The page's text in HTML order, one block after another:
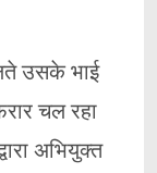
उसके भाई
चल रहा
अभियुक्त